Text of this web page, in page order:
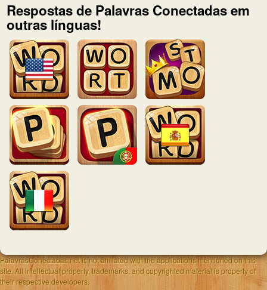
Respostas de Palavras Conectadas em
outras línguas!
PalavrasConectadas.net is not affiliated with the applications mentioned on this
site. All intellectual property, trademarks, and copyrighted material is property of
their respective developers.